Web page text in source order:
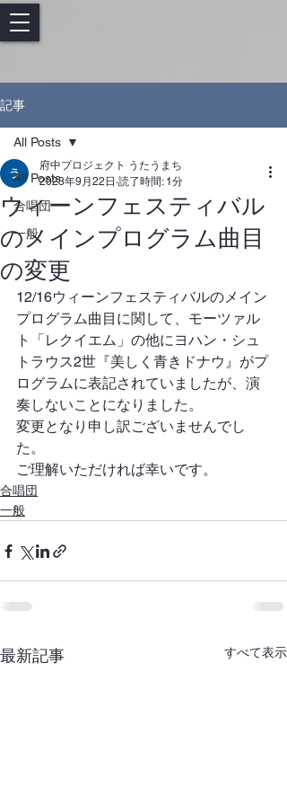
記事
All Posts
合唱団
一般
All Posts
ウィーンフェスティバル
のメインプログラム曲目
の変更
府中プロジェクト うたうまち
2023年9月22日 読了時間: 1分
12/16ウィーンフェスティバルのメイン
プログラム曲目に関して、モーツァル
ト「レクイエム」の他にヨハン・シュ
トラウス2世『美しく青きドナウ』がプ
ログラムに表記されていましたが、演
奏しないことになりました。
変更となり申し訳ございませんでし
た。
ご理解いただければ幸いです。
合唱団
一般
最新記事 すべて表示